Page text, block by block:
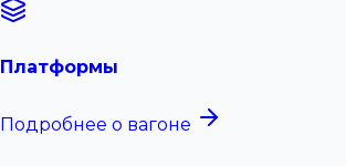
Платформы
Подробнее о вагоне